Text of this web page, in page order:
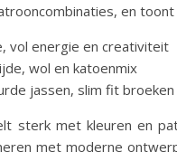
en toont
vol energie en creativiteit
wol en katoenmix
jassen, slim fit broeken
sterk met kleuren en
met moderne